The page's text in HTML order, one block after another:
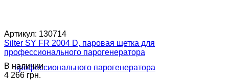
Артикул: 130714
Silter SY FR 2004 D, паровая щетка для
профессионального парогенератора
В наличии
4 266 грн.